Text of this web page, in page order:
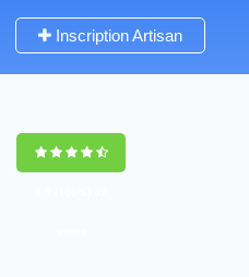
Inscription Artisan